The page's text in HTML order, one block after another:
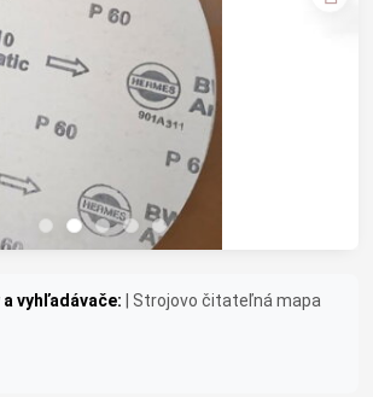
vyhľadávače:
| Strojovo čitateľná mapa